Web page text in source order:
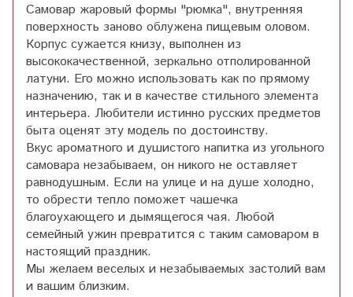
Самовар жаровый формы "рюмка", внутренняя
поверхность заново облужена пищевым оловом.
Корпус сужается книзу, выполнен из
высококачественной, зеркально отполированной
латуни. Его можно использовать как по прямому
назначению, так и в качестве стильного элемента
интерьера. Любители истинно русских предметов
быта оценят эту модель по достоинству.
Вкус ароматного и душистого напитка из угольного
самовара незабываем, он никого не оставляет
равнодушным. Если на улице и на душе холодно,
то обрести тепло поможет чашечка
благоухающего и дымящегося чая. Любой
семейный ужин превратится с таким самоваром в
настоящий праздник.
Мы желаем веселых и незабываемых застолий вам
и вашим близким.